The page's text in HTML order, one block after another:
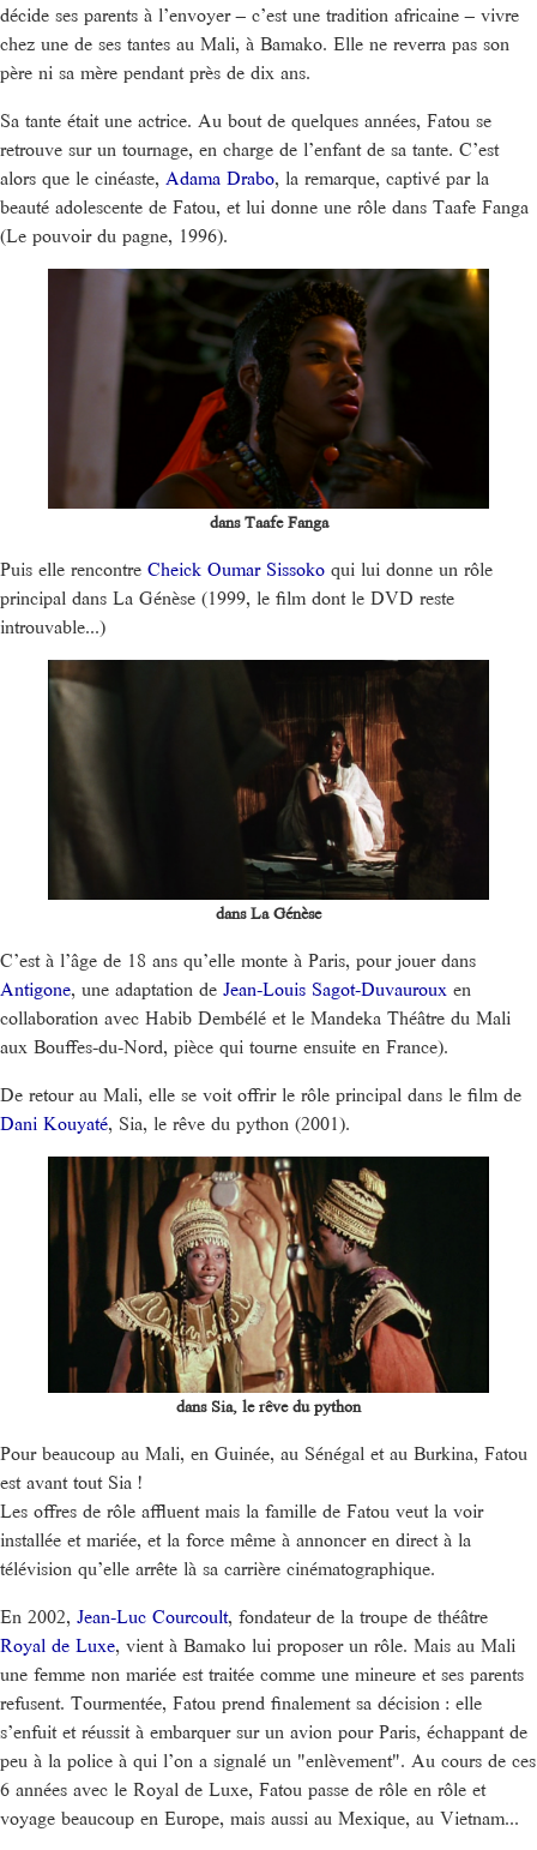
décide ses parents à l’envoyer – c’est une tradition africaine – vivre
chez une de ses tantes au Mali, à Bamako. Elle ne reverra pas son
père ni sa mère pendant près de dix ans.
Sa tante était une actrice. Au bout de quelques années, Fatou se
retrouve sur un tournage, en charge de l’enfant de sa tante. C’est
alors que le cinéaste, Adama Drabo, la remarque, captivé par la
beauté adolescente de Fatou, et lui donne une rôle dans Taafe Fanga
(Le pouvoir du pagne, 1996).
dans Taafe Fanga
Puis elle rencontre Cheick Oumar Sissoko qui lui donne un rôle
principal dans La Génèse (1999, le film dont le DVD reste
introuvable...)
dans La Génèse
C’est à l’âge de 18 ans qu’elle monte à Paris, pour jouer dans
Antigone, une adaptation de Jean-Louis Sagot-Duvauroux en
collaboration avec Habib Dembélé et le Mandeka Théâtre du Mali
aux Bouffes-du-Nord, pièce qui tourne ensuite en France).
De retour au Mali, elle se voit offrir le rôle principal dans le film de
Dani Kouyaté, Sia, le rêve du python (2001).
dans Sia, le rêve du python
Pour beaucoup au Mali, en Guinée, au Sénégal et au Burkina, Fatou
est avant tout Sia !
Les offres de rôle affluent mais la famille de Fatou veut la voir
installée et mariée, et la force même à annoncer en direct à la
télévision qu’elle arrête là sa carrière cinématographique.
En 2002, Jean-Luc Courcoult, fondateur de la troupe de théâtre
Royal de Luxe, vient à Bamako lui proposer un rôle. Mais au Mali
une femme non mariée est traitée comme une mineure et ses parents
refusent. Tourmentée, Fatou prend finalement sa décision : elle
s’enfuit et réussit à embarquer sur un avion pour Paris, échappant de
peu à la police à qui l’on a signalé un "enlèvement". Au cours de ces
6 années avec le Royal de Luxe, Fatou passe de rôle en rôle et
voyage beaucoup en Europe, mais aussi au Mexique, au Vietnam...